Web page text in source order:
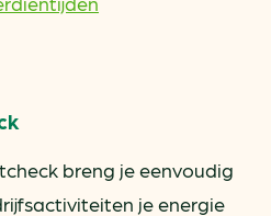
breng je eenvoudig
je energie